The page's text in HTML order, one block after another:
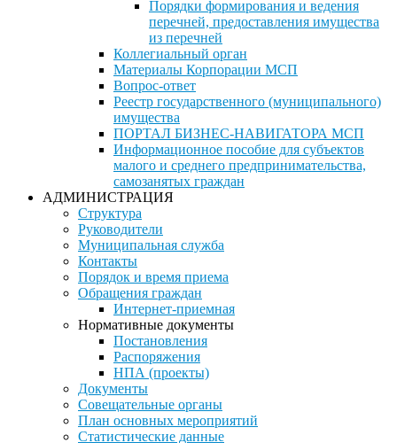
Порядки формирования и ведения
перечней, предоставления имущества
из перечней
Коллегиальный орган
Материалы Корпорации МСП
Вопрос-ответ
Реестр государственного (муниципального)
имущества
ПОРТАЛ БИЗНЕС-НАВИГАТОРА МСП
Информационное пособие для субъектов
малого и среднего предпринимательства,
самозанятых граждан
АДМИНИСТРАЦИЯ
Структура
Руководители
Муниципальная служба
Контакты
Порядок и время приема
Обращения граждан
Интернет-приемная
Нормативные документы
Постановления
Распоряжения
НПА (проекты)
Документы
Совещательные органы
План основных мероприятий
Статистические данные